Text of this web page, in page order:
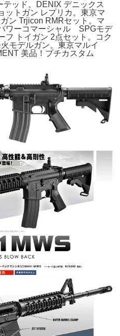
ッド。DENIX デニックス
ットガン レプリカ。東京マ
ン Trjicon RMRセット。マ
ワーコマーシャル SPGモデ
フ トイガン 2点セット。コク
モデルガン。東京マルイ
美品！プチカスタム